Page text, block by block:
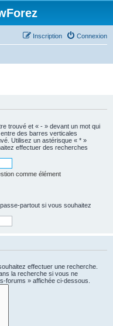
Connexion
Inscription
trouvé et « - » devant un mot qui
des barres verticales
Utilisez un astérisque « * »
effectuer des recherches
comme élément
partout si vous souhaitez
effectuer une recherche.
la recherche si vous ne
forums » affichée ci-dessous.